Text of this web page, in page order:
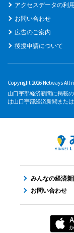
アクセスデータの利
お問い合わせ
広告のご案内
後援申請について
Copyright 2026 Netways All
山口宇部経済新聞に掲載
は山口宇部経済新聞また
みんなの経済
お問い合わせ